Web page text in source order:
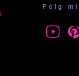
Folg